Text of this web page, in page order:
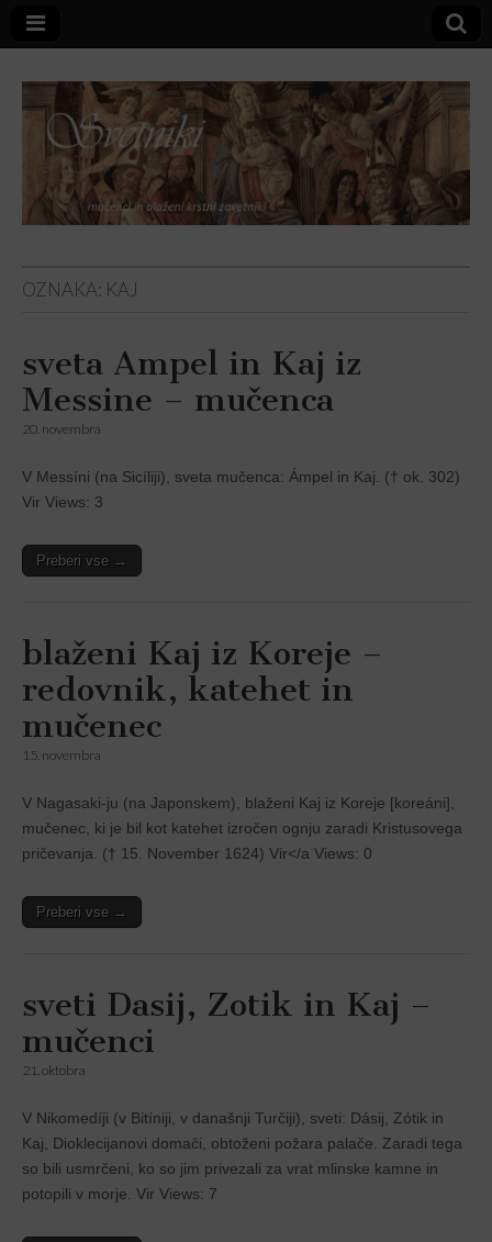
Svetniki,
mučenci in
blaženi
OZNAKA: KAJ
sveta Ampel in Kaj iz
Messine – mučenca
20. novembra
V Messíni (na Sicíliji), sveta mučenca: Ámpel in Kaj. († ok. 302)
Vir Views: 3
Preberi vse →
blaženi Kaj iz Koreje –
redovnik, katehet in
mučenec
15. novembra
V Nagasaki-ju (na Japonskem), blaženi Kaj iz Koreje [koreáni],
mučenec, ki je bil kot katehet izročen ognju zaradi Kristusovega
pričevanja. († 15. November 1624) Vir</a Views: 0
Preberi vse →
sveti Dasij, Zotik in Kaj –
mučenci
21. oktobra
V Nikomedíji (v Bitíniji, v današnji Turčiji), sveti: Dásij, Zótik in
Kaj, Dioklecijanovi domači, obtoženi požara palače. Zaradi tega
so bili usmrčeni, ko so jim privezali za vrat mlinske kamne in
potopili v morje. Vir Views: 7